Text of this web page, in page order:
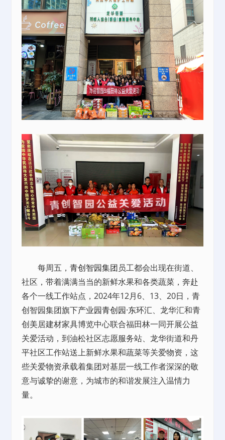
每周五，青创智园集团员工都会出现在街道、
社区，带着满满当当的新鲜水果和各类蔬菜，奔赴
各个一线工作站点，2024年12月6、13、20日，青
创智园集团旗下产业园青创园·东环汇、龙华汇和青
创美居建材家具博览中心联合福田林一同开展公益
关爱活动，到油松社区志愿服务站、龙华街道和丹
平社区工作站送上新鲜水果和蔬菜等关爱物资，这
些关爱物资承载着集团对基层一线工作者深深的敬
意与诚挚的谢意，为城市的和谐发展注入温情力
量。